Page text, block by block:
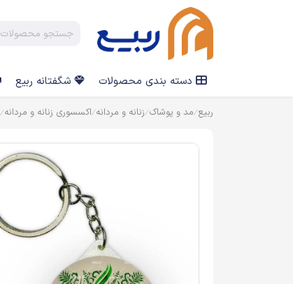
دسته بندی محصولات شگفتانه ربیع
ربیع مد و پوشاک زنانه و مردانه اکسسوری زنانه و مردانه